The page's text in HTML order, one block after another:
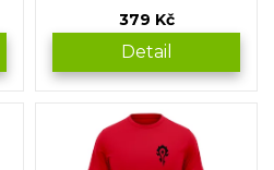
379 Kč
Detail